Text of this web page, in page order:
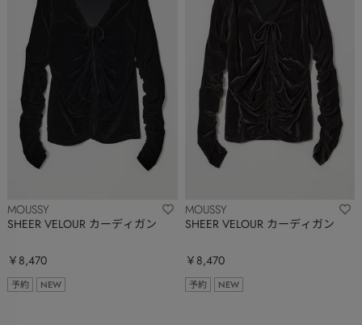
MOUSSY
SHEER VELOUR カーディガン
￥8,470
予約 NEW
MOUSSY
SHEER VELOUR カーディガン
￥8,470
予約 NEW